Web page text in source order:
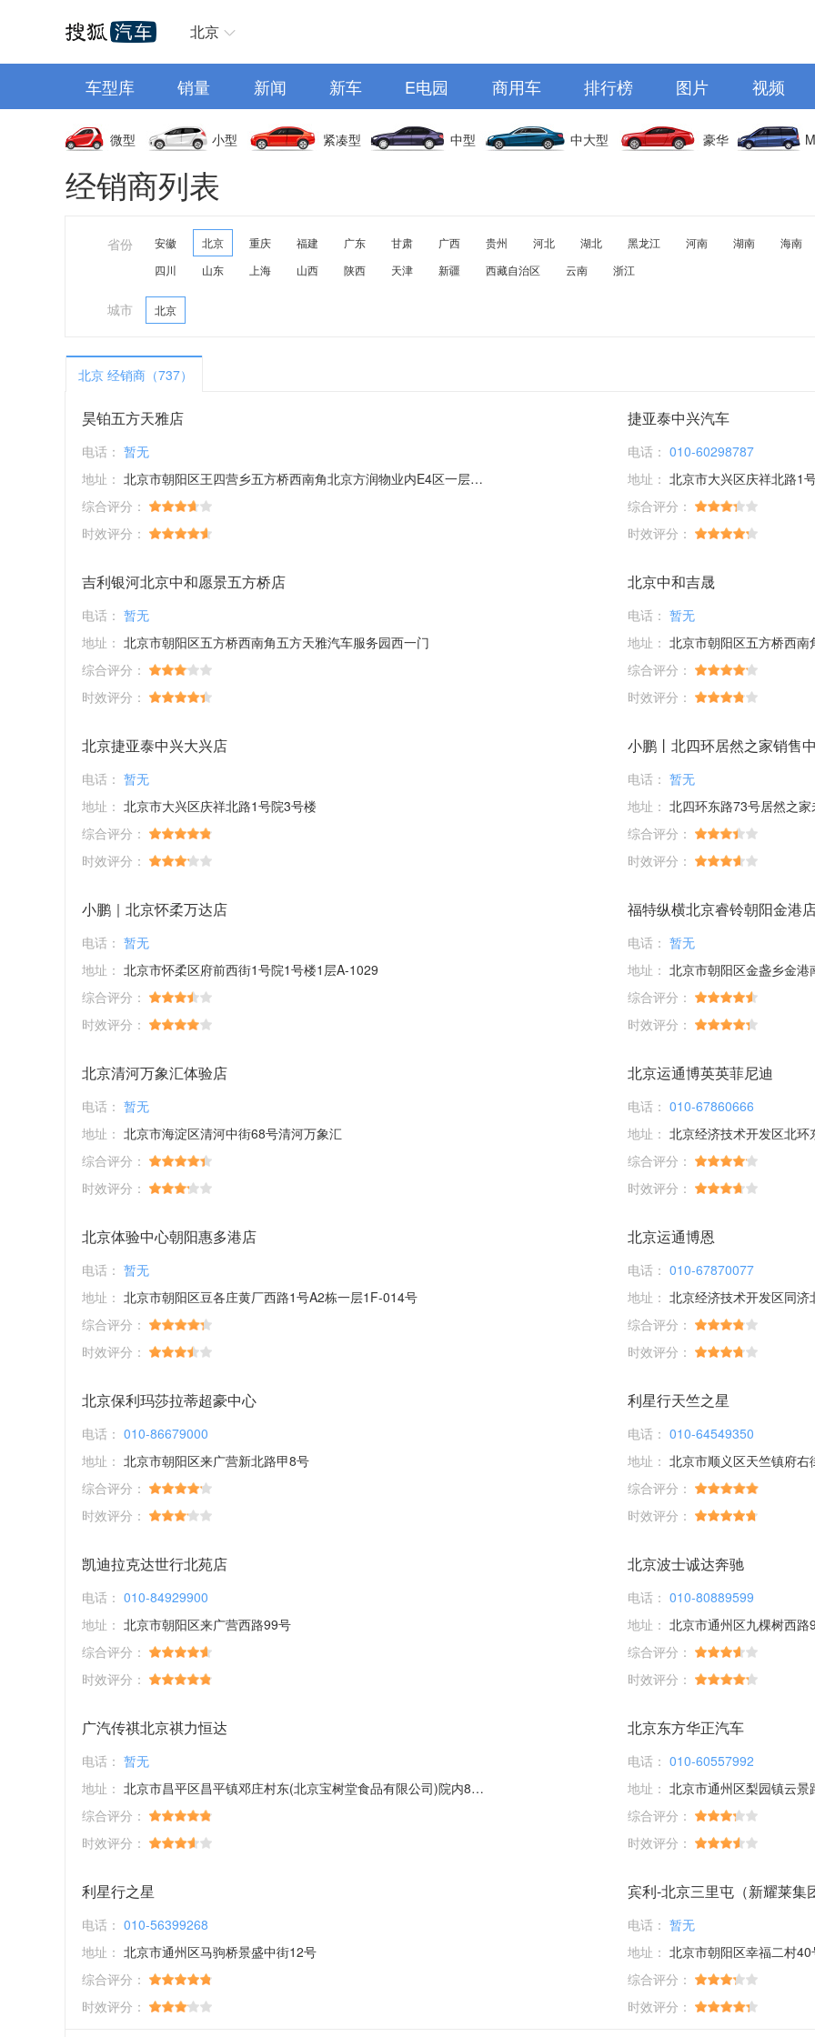
北京
车型库 销量 新闻 新车 E电园 商用车 排行榜 图片 视频
微型 小型 紧凑型 中型 中大型 豪华
经销商列表
省份 安徽 北京 重庆 福建 广东 甘肃 广西 贵州 河北 湖北 黑龙江 河南 湖南 海南
四川
山东 上海 山西 陕西 天津 新疆 西藏自治区 云南 浙江
城市 北京
北京 经销商（737）
昊铂五方天雅店
电话： 暂无
地址： 北京市朝阳区王四营乡五方桥西南角北京方润物业内E4区一层56、58号
综合评分：
时效评分：
捷亚泰中兴汽车
电话： 010-60298787
地址： 北京市大兴区庆祥北路1
综合评分：
时效评分：
吉利银河北京中和愿景五方桥店
电话： 暂无
地址： 北京市朝阳区五方桥西南角五方天雅汽车服务园西一门
综合评分：
时效评分：
北京中和吉晟
电话： 暂无
地址： 北京市朝阳区五方桥西
综合评分：
时效评分：
北京捷亚泰中兴大兴店
电话： 暂无
地址： 北京市大兴区庆祥北路1号院3号楼
综合评分：
时效评分：
小鹏丨北四环居然之家销售
电话： 暂无
地址： 北四环东路73号居然之
综合评分：
时效评分：
小鹏｜北京怀柔万达店
电话： 暂无
地址： 北京市怀柔区府前西街1号院1号楼1层A-1029
综合评分：
时效评分：
福特纵横北京睿铃朝阳金港
电话： 暂无
地址： 北京市朝阳区金盏乡金
综合评分：
时效评分：
北京清河万象汇体验店
电话： 暂无
地址： 北京市海淀区清河中街68号清河万象汇
综合评分：
时效评分：
北京运通博英英菲尼迪
电话： 010-67860666
地址： 北京经济技术开发区北环
综合评分：
时效评分：
北京体验中心朝阳惠多港店
电话： 暂无
地址： 北京市朝阳区豆各庄黄厂西路1号A2栋一层1F-014号
综合评分：
时效评分：
北京运通博恩
电话： 010-67870077
地址： 北京经济技术开发区同济
综合评分：
时效评分：
北京保利玛莎拉蒂超豪中心
电话： 010-86679000
地址： 北京市朝阳区来广营新北路甲8号
综合评分：
时效评分：
利星行天竺之星
电话： 010-64549350
地址： 北京市顺义区天竺镇府右
综合评分：
时效评分：
凯迪拉克达世行北苑店
电话： 010-84929900
地址： 北京市朝阳区来广营西路99号
综合评分：
时效评分：
北京波士诚达奔驰
电话： 010-80889599
地址： 北京市通州区九棵树西路
综合评分：
时效评分：
广汽传祺北京祺力恒达
电话： 暂无
地址： 北京市昌平区昌平镇邓庄村东(北京宝树堂食品有限公司)院内8幢17幢
综合评分：
时效评分：
北京东方华正汽车
电话： 010-60557992
地址： 北京市通州区梨园镇云景
综合评分：
时效评分：
利星行之星
电话： 010-56399268
地址： 北京市通州区马驹桥景盛中街12号
综合评分：
时效评分：
宾利-北京三里屯（新耀莱集
电话： 暂无
地址： 北京市朝阳区幸福二村
综合评分：
时效评分：